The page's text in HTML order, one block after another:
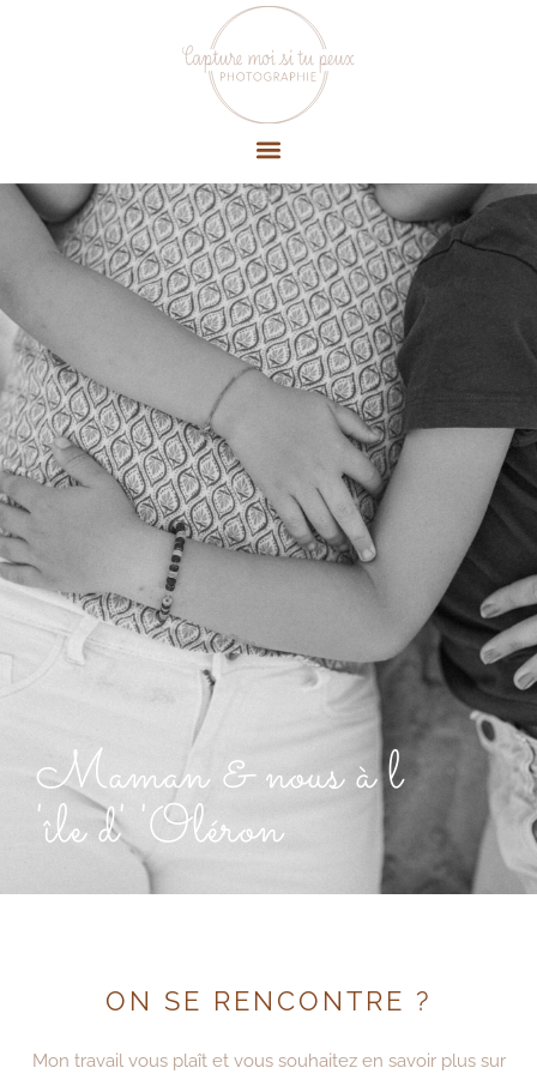
Maman & nous à l
'île d' 'Oléron
ON SE RENCONTRE ?
Mon travail vous plaît et vous souhaitez en savoir plus sur